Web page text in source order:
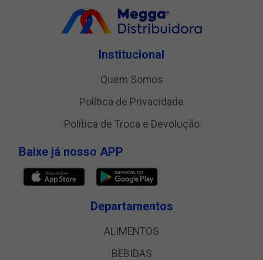
Institucional
Quem Somos
Política de Privacidade
Política de Troca e Devolução
Baixe já nosso APP
Departamentos
ALIMENTOS
BEBIDAS